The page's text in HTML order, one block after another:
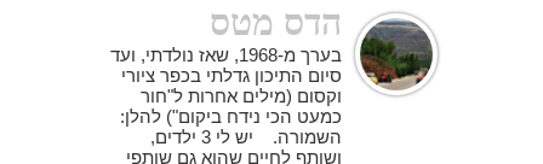
הדס מטס
בערך מ-1968, שאז נולדתי, ועד
סיום התיכון גדלתי בכפר ציורי
וקסום (מילים אחרות ל"חור
כמעט הכי נידח ביקום") להלן:
השמורה. יש לי 3 ילדים,
ושותף לחיים שהוא גם שותפי